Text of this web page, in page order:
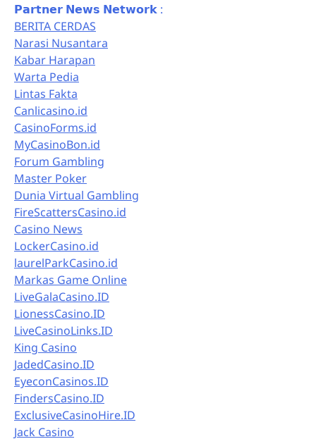
𝗣𝗮𝗿𝘁𝗻𝗲𝗿 𝗡𝗲𝘄𝘀 𝗡𝗲𝘁𝘄𝗼𝗿𝗸 :
BERITA CERDAS
Narasi Nusantara
Kabar Harapan
Warta Pedia
Lintas Fakta
Canlicasino.id
CasinoForms.id
MyCasinoBon.id
Forum Gambling
Master Poker
Dunia Virtual Gambling
FireScattersCasino.id
Casino News
LockerCasino.id
laurelParkCasino.id
Markas Game Online
LiveGalaCasino.ID
LionessCasino.ID
LiveCasinoLinks.ID
King Casino
JadedCasino.ID
EyeconCasinos.ID
FindersCasino.ID
ExclusiveCasinoHire.ID
Jack Casino